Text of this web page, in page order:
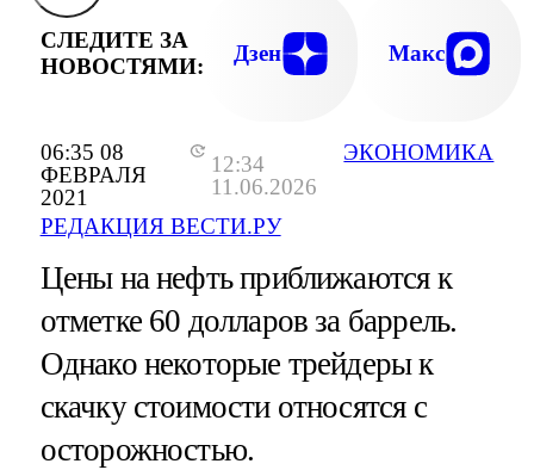
06:35 08
ФЕВРАЛЯ
2021
12:34
11.06.2026
РЕДАКЦИЯ ВЕСТИ.РУ
ЭКОНОМИКА
СЛЕДИТЕ ЗА
НОВОСТЯМИ:
Дзен Макс
Цены на нефть приближаются к
отметке 60 долларов за баррель.
Однако некоторые трейдеры к
скачку стоимости относятся с
осторожностью.